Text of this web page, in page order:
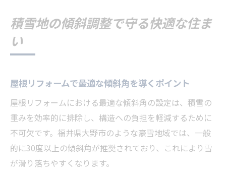
積雪地の傾斜調整で守る快適な住ま
い
屋根リフォームで最適な傾斜角を導くポイント
屋根リフォームにおける最適な傾斜角の設定は、積雪の
重みを効率的に排除し、構造への負担を軽減するために
不可欠です。福井県大野市のような豪雪地域では、一般
的に30度以上の傾斜角が推奨されており、これにより雪
が滑り落ちやすくなります。